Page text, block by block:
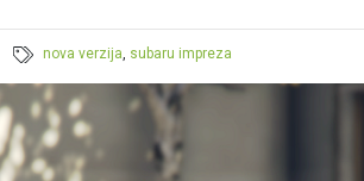
nova verzija, subaru impreza